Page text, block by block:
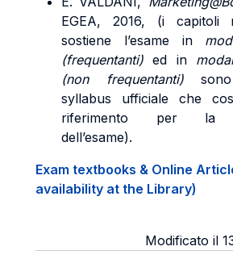
EGEA, 2016, (i capitoli
sostiene l’esame in
(frequentanti) ed in
(non frequentanti)sono
syllabus ufficiale che
riferimento per la
dell’esame).
Exam textbooks & Online
availability at the Library)
Modificato il